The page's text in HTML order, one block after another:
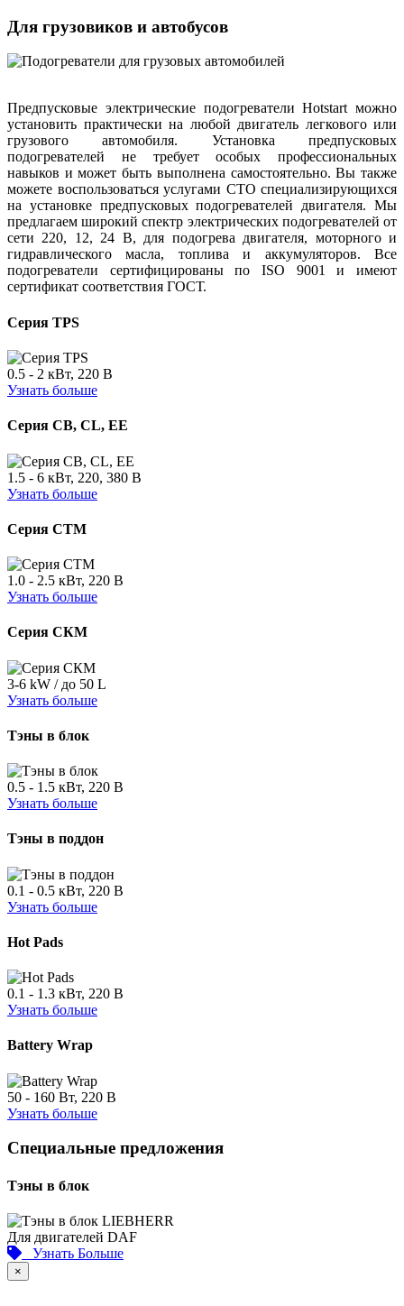
Для грузовиков и автобусов
Предпусковые электрические подогреватели Hotstart можно
установить практически на любой двигатель легкового или
грузового автомобиля. Установка предпусковых
подогревателей не требует особых профессиональных
навыков и может быть выполнена самостоятельно. Вы также
можете воспользоваться услугами СТО специализирующихся
на установке предпусковых подогревателей двигателя. Мы
предлагаем широкий спектр электрических подогревателей от
сети 220, 12, 24 В, для подогрева двигателя, моторного и
гидравлического масла, топлива и аккумуляторов. Все
подогреватели сертифицированы по ISO 9001 и имеют
сертификат соответствия ГОСТ.
Серия TPS
0.5 - 2 кВт, 220 В
Узнать больше
Серия CB, CL, EE
1.5 - 6 кВт, 220, 380 В
Узнать больше
Серия СТМ
1.0 - 2.5 кВт, 220 В
Узнать больше
Серия СКМ
3-6 kW / до 50 L
Узнать больше
Тэны в блок
0.5 - 1.5 кВт, 220 В
Узнать больше
Тэны в поддон
0.1 - 0.5 кВт, 220 В
Узнать больше
Hot Pads
0.1 - 1.3 кВт, 220 В
Узнать больше
Battery Wrap
50 - 160 Вт, 220 В
Узнать больше
Специальные предложения
Тэны в блок
Для двигателей DAF
Узнать Больше
×